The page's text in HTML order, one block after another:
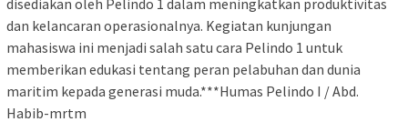
disediakan oleh Pelindo 1 dalam meningkatkan produktivitas
dan kelancaran operasionalnya. Kegiatan kunjungan
mahasiswa ini menjadi salah satu cara Pelindo 1 untuk
memberikan edukasi tentang peran pelabuhan dan dunia
maritim kepada generasi muda.***Humas Pelindo I / Abd.
Habib-mrtm